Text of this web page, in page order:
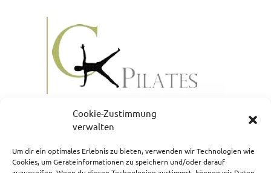
Cookie-Zustimmung
verwalten
Um dir ein optimales Erlebnis zu bieten, verwenden wir Technologien wie
Cookies, um Geräteinformationen zu speichern und/oder darauf